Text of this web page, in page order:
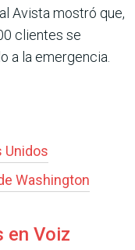
Avista mostró que,
clientes se
a la emergencia.
Unidos
Washington
en Voiz